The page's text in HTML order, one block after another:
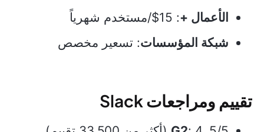
الأعمال +: 15$/مستخدم شهرياً
شبكة المؤسسات: تسعير مخصص
تقييم ومراجعات Slack